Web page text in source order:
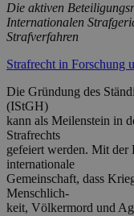
Die aktiven
Internationalen
Strafverfahren
Strafrecht in Forschung
Die Gründung des
(IStGH)
kann als Meilenstein in
Strafrechts
gefeiert werden. Mit der
internationale
Gemeinschaft, dass
Menschlich-
keit, Völkermord und